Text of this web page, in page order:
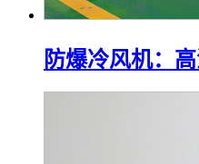
防爆冷风机：